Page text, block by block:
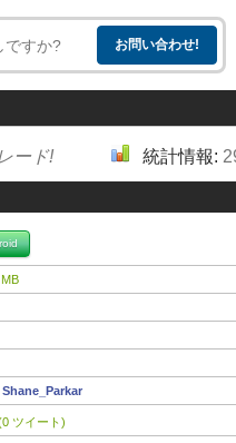
ード! 統計情報:
Shane_Parkar
ツイート)